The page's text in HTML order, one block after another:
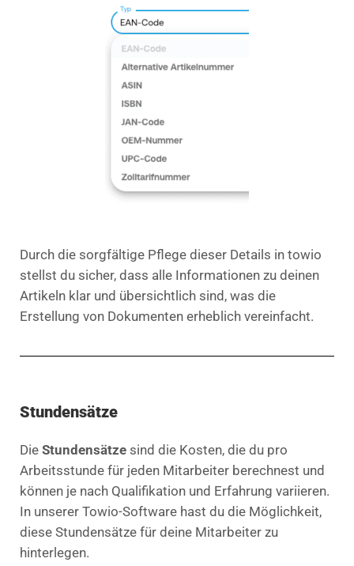
Durch die sorgfältige Pflege dieser Details in towio
stellst du sicher, dass alle Informationen zu deinen
Artikeln klar und übersichtlich sind, was die
Erstellung von Dokumenten erheblich vereinfacht.
Stundensätze
Die Stundensätze sind die Kosten, die du pro
Arbeitsstunde für jeden Mitarbeiter berechnest und
können je nach Qualifikation und Erfahrung variieren.
In unserer Towio-Software hast du die Möglichkeit,
diese Stundensätze für deine Mitarbeiter zu
hinterlegen.